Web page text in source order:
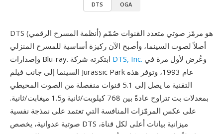
DTS OGA
DTS (أنظمة المسرح الرقمي) هو مرمّز صوتي متعدد القنوات صُمّم
أصلاً لصوت السينما، وأصبح الآن ركيزة أساسية للمسرح المنزلي
DTS, Inc.
السينما إلى جانب فيلم Jurassic Park عام 1993، وتوفر هذه
التقنية ما يصل إلى 5.1 قنوات منفصلة من الصوت المحيطي
بمعدلات بت تتراوح عادةً بين 768 كيلوبت/ثانية و1.5 ميغابت/ثانية.
على عكس المرمّزات المنافسة التي تعتمد على نمذجة نفسية
صوتية عدوانية، يخصص DTS ميزانية بيانات أعلى لكل قناة،